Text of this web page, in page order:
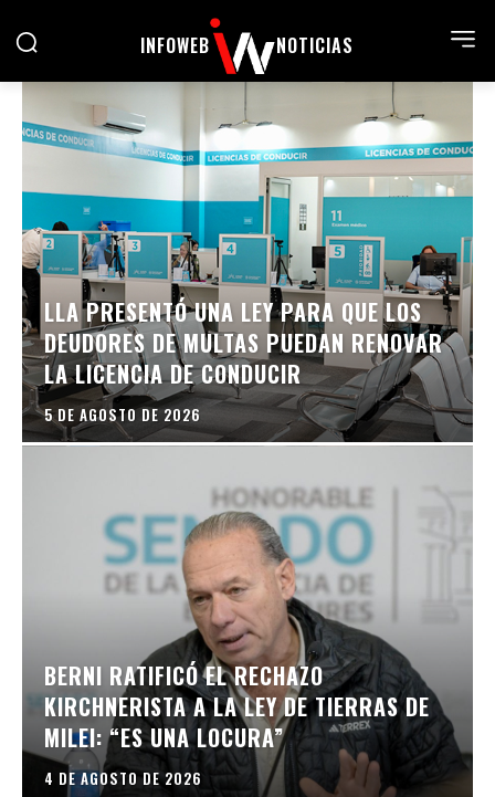
INFOWEB NOTICIAS
LLA PRESENTÓ UNA LEY PARA QUE LOS
DEUDORES DE MULTAS PUEDAN RENOVAR
LA LICENCIA DE CONDUCIR
5 DE AGOSTO DE 2026
BERNI RATIFICÓ EL RECHAZO
KIRCHNERISTA A LA LEY DE TIERRAS DE
MILEI: “ES UNA LOCURA”
4 DE AGOSTO DE 2026